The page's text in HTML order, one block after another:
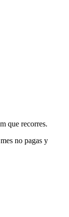
que recorres.
no pagas y